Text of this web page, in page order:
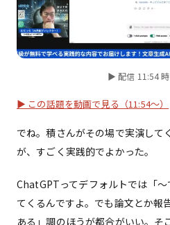
▶ 配信 11:54
▶ この話題を動画で見る（11:54〜）
でね。積さんがその場で実演して
が、すごく実践的でよかった。
ChatGPTってデフォルトでは「
てくるんですよ。でも論文とか報
ある」調のほうが都合がいい。そ